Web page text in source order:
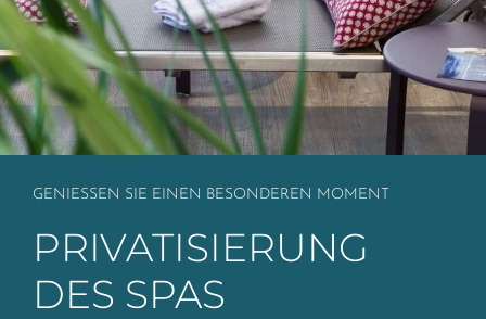
GENIESSEN SIE EINEN BESONDEREN MOMENT
PRIVATISIERUNG
DES SPAS